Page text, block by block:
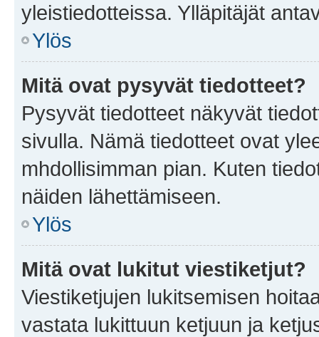
yleistiedotteissa. Ylläpitäjät
Ylös
Mitä ovat pysyvät tiedotteet?
Pysyvät tiedotteet näkyvät
sivulla. Nämä tiedotteet ovat
mhdollisimman pian. Kuten
näiden lähettämiseen.
Ylös
Mitä ovat lukitut viestiketjut?
Viestiketjujen lukitsemisen
vastata lukittuun ketjuun ja